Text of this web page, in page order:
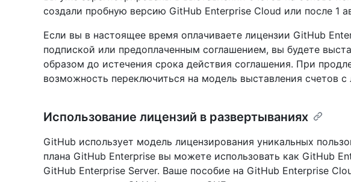
создали пробную версию GitHub Enterprise Cloud или после 1
Если вы в настоящее время оплачиваете лицензии GitHub
подпиской или предоплаченным соглашением, вы будете
образом до истечения срока действия соглашения. При
возможность переключиться на модель выставления счетов
Использование лицензий в развертываниях
GitHub использует модель лицензирования уникальных
плана GitHub Enterprise вы можете использовать как GitHub
GitHub Enterprise Server. Ваше пособие на GitHub Enterprise